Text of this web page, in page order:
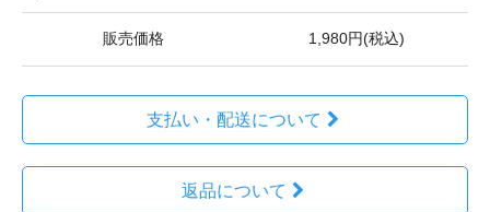
販売価格 1,980円(税込)
支払い・配送について
返品について